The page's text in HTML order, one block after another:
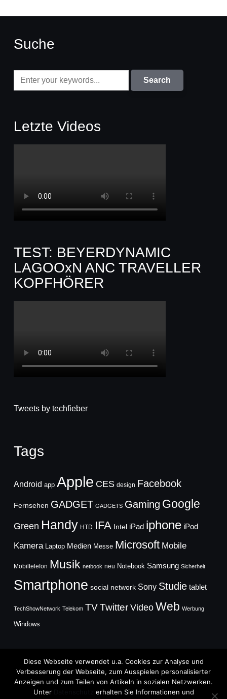
Suche
Letzte Videos
TEST: BEYERDYNAMIC
LAGOOxN ANC TRAVELLER
KOPFHÖRER
Tweets by techfieber
Tags
Android app Apple CES design Facebook
Fernsehen GADGET GADGETS Gaming Google
Green Handy HTD IFA Intel iPad iphone iPod
Kamera Laptop Medien Messe Microsoft Mobile
Mobiltelefon Musik netbook neu Notebook Samsung Sicherheit
Smartphone social network Sony Studie tablet
TechShowNetwork Telekom TVTwitter Video Web Werbung
Windows
Copyright © 2026
TechFieber Blog
Diese Webseite verwendet u.a. Cookies zur Analyse und
Verbesserung der Webseite, zum Ausspielen personalisierter
Anzeigen und zum Teilen von Artikeln in sozialen Netzwerken.
Unter
erhalten Sie Informationen und